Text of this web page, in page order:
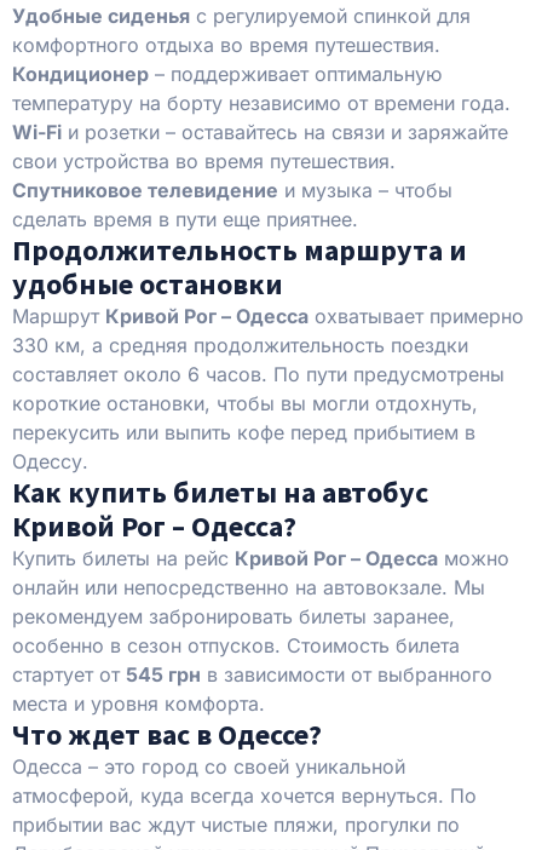
Удобные сиденья с регулируемой спинкой для
комфортного отдыха во время путешествия.
Кондиционер – поддерживает оптимальную
температуру на борту независимо от времени года.
Wi-Fi и розетки – оставайтесь на связи и заряжайте
свои устройства во время путешествия.
Спутниковое телевидение и музыка – чтобы
сделать время в пути еще приятнее.
Продолжительность маршрута и
удобные остановки
Маршрут Кривой Рог – Одесса охватывает примерно
330 км, а средняя продолжительность поездки
составляет около 6 часов. По пути предусмотрены
короткие остановки, чтобы вы могли отдохнуть,
перекусить или выпить кофе перед прибытием в
Одессу.
Как купить билеты на автобус
Кривой Рог – Одесса?
Купить билеты на рейс Кривой Рог – Одесса можно
онлайн или непосредственно на автовокзале. Мы
рекомендуем забронировать билеты заранее,
особенно в сезон отпусков. Стоимость билета
стартует от 545 грн в зависимости от выбранного
места и уровня комфорта.
Что ждет вас в Одессе?
Одесса – это город со своей уникальной
атмосферой, куда всегда хочется вернуться. По
прибытии вас ждут чистые пляжи, прогулки по